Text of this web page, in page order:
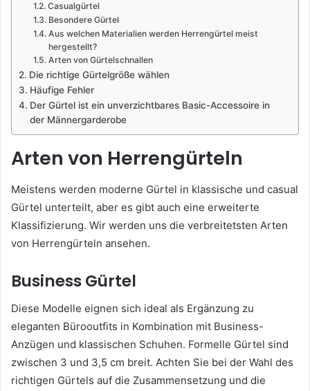
Casualgürtel
Besondere Gürtel
Aus welchen Materialien werden Herrengürtel meist
hergestellt?
Arten von Gürtelschnallen
Die richtige Gürtelgröße wählen
Häufige Fehler
Der Gürtel ist ein unverzichtbares Basic-Accessoire in
der Männergarderobe
Arten von Herrengürteln
Meistens werden moderne Gürtel in klassische und сasual
Gürtel unterteilt, aber es gibt auch eine erweiterte
Klassifizierung. Wir werden uns die verbreitetsten Arten
von Herrengürteln ansehen.
Business Gürtel
Diese Modelle eignen sich ideal als Ergänzung zu
eleganten Bürooutfits in Kombination mit Business-
Anzügen und klassischen Schuhen. Formelle Gürtel sind
zwischen 3 und 3,5 cm breit. Achten Sie bei der Wahl des
richtigen Gürtels auf die Zusammensetzung und die